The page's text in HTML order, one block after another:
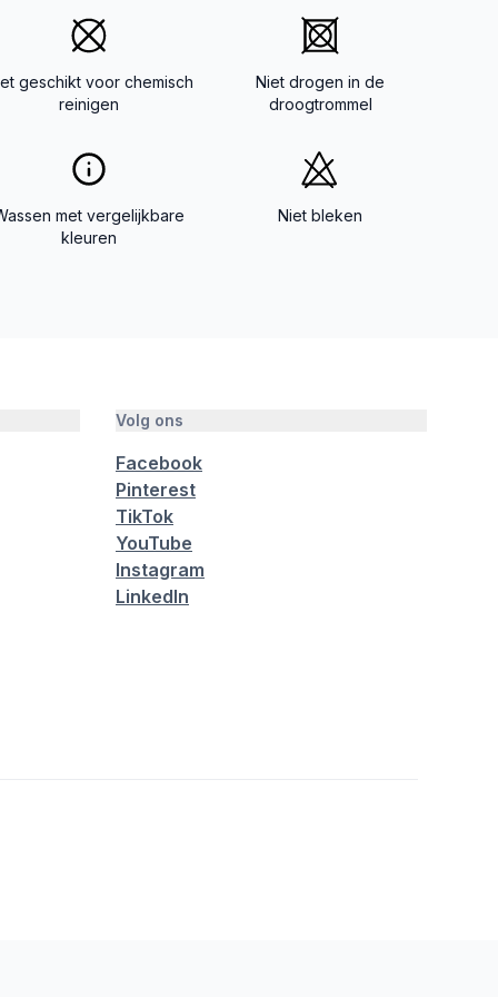
geschikt voor chemisch
reinigen
Niet drogen in de
droogtrommel
met vergelijkbare
kleuren
Niet bleken
Volg ons
Facebook
Pinterest
TikTok
YouTube
Instagram
LinkedIn